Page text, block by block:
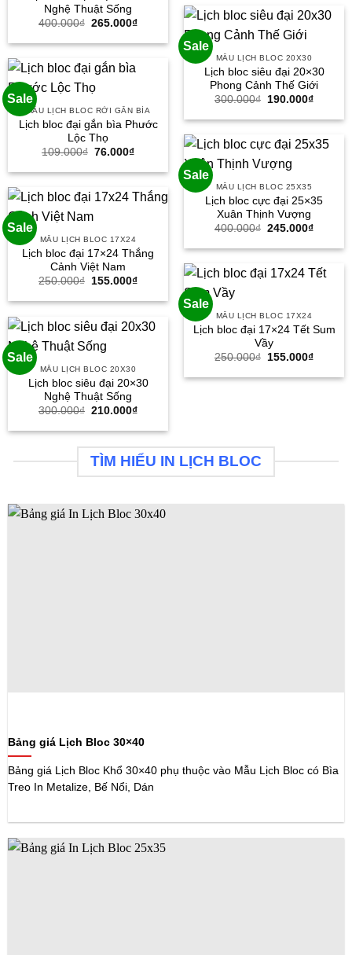
79.000₫.
Nghệ Thuật Sống
400.000₫ Giá
là:
265.000₫Giá
tại
265.000₫.
Sale
MẪU LỊCH BLOC 20X30
Lịch bloc siêu đại 20×30
Phong Cảnh Thế Giới
300.000₫
Giá
là:
190.000₫Giá
tại
Sale
MẪU LỊCH BLOC RỜI GẮN BÌA
Lịch bloc đại gắn bìa Phước
Lộc Thọ
109.000₫ Giá
là:
76.000₫Giá
tại
76.000₫.
Sale
MẪU LỊCH BLOC 25X35
Lịch bloc cực đại 25×35
Xuân Thịnh Vượng
400.000₫ Giá
là:
245.000₫Giá
tại
Sale
MẪU LỊCH BLOC 17X24
Lịch bloc đại 17×24 Thắng
Cảnh Việt Nam
250.000₫
Giá
là:
155.000₫Giá
tại
155.000₫.
Sale
MẪU LỊCH BLOC 17X24
Lịch bloc đại 17×24 Tết Sum
Vầy
250.000₫
Giá
là:
155.000₫Giá
tại
Sale
MẪU LỊCH BLOC 20X30
Lịch bloc siêu đại 20×30
Nghệ Thuật Sống
300.000₫ Giá
là:
210.000₫Giá
tại
210.000₫.
TÌM HIỂU IN LỊCH BLOC
Bảng giá Lịch Bloc 30×40
Bảng giá Lịch Bloc Khổ 30×40 phụ thuộc vào Mẫu Lịch Bloc có Bìa
Treo In Metalize, Bế Nổi, Dán